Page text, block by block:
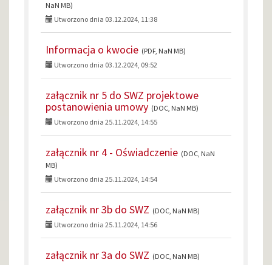
NaN MB)
Utworzono dnia 03.12.2024, 11:38
Informacja o kwocie (PDF, NaN MB)
Utworzono dnia 03.12.2024, 09:52
załącznik nr 5 do SWZ projektowe
postanowienia umowy (DOC, NaN MB)
Utworzono dnia 25.11.2024, 14:55
załącznik nr 4 - Oświadczenie (DOC, NaN
MB)
Utworzono dnia 25.11.2024, 14:54
załącznik nr 3b do SWZ (DOC, NaN MB)
Utworzono dnia 25.11.2024, 14:56
załącznik nr 3a do SWZ (DOC, NaN MB)